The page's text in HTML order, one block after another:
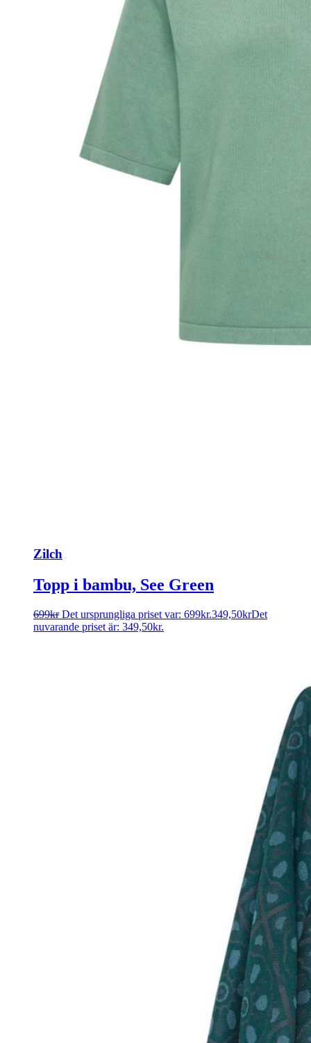
Zilch
Topp i bambu, See Green
699kr Det ursprungliga priset var: 699kr.349,50krDet
nuvarande priset är: 349,50kr.